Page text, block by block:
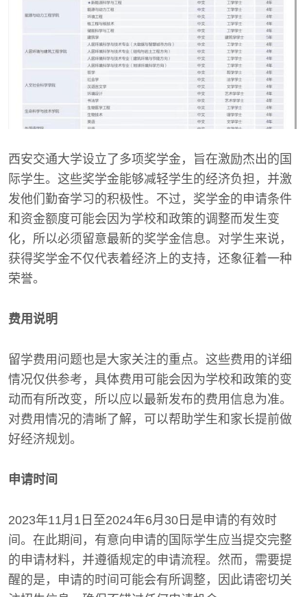
西安交通大学设立了多项奖学金，旨在激励杰出的国
际学生。这些奖学金能够减轻学生的经济负担，并激
发他们勤奋学习的积极性。不过，奖学金的申请条件
和资金额度可能会因为学校和政策的调整而发生变
化，所以必须留意最新的奖学金信息。对学生来说，
获得奖学金不仅代表着经济上的支持，还象征着一种
荣誉。
费用说明
留学费用问题也是大家关注的重点。这些费用的详细
情况仅供参考，具体费用可能会因为学校和政策的变
动而有所改变，所以应以最新发布的费用信息为准。
对费用情况的清晰了解，可以帮助学生和家长提前做
好经济规划。
申请时间
2023年11月1日至2024年6月30日是申请的有效时
间。在此期间，有意向申请的国际学生应当提交完整
的申请材料，并遵循规定的申请流程。然而，需要提
醒的是，申请的时间可能会有所调整，因此请密切关